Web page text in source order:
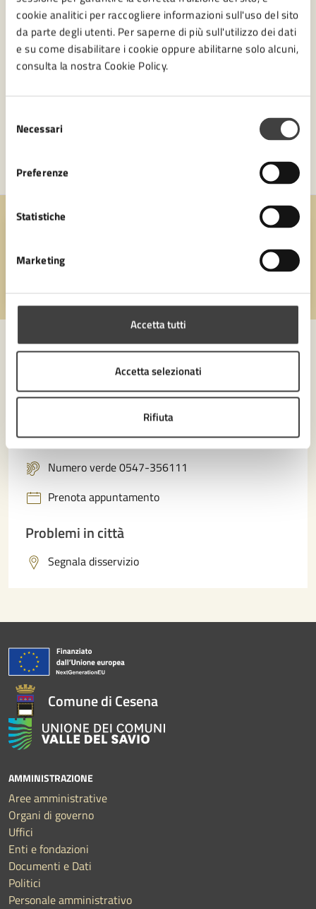
cookie analitici per raccogliere informazioni sull'uso del sito
da parte degli utenti. Per saperne di più sull'utilizzo dei dati
e su come disabilitare i cookie oppure abilitarne solo alcuni,
consulta la nostra Cookie Policy.
delNecessari
Preferenze
Statistiche
Marketing
Accetta tutti
Accetta selezionati
Rifiuta
Quanto sono chiare le informazioni su questa
Contatta il comune
Richiedi assistenza
Numero verde 0547-356111
Prenota appuntamento
Problemi in città
Segnala disservizio
Comune di Cesena
AMMINISTRAZIONE
Aree amministrative
Organi di governo
Uffici
Enti e fondazioni
Documenti e Dati
Politici
Personale amministrativo